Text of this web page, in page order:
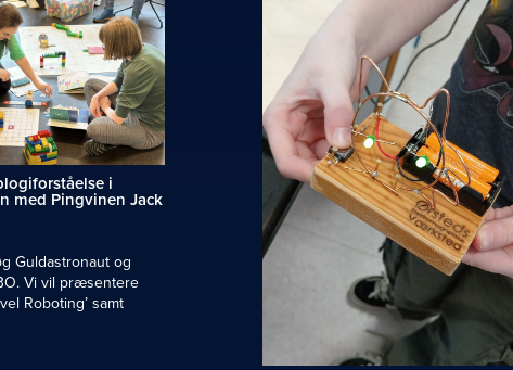
i
med Pingvinen Jack
Guldastronaut og
Vi vil præsentere
Roboting’ samt